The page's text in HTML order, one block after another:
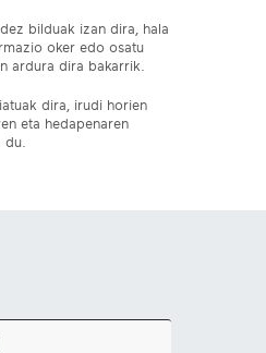
bilduak izan dira, hala
oker edo osatu
ardura dira bakarrik.
dira, irudi horien
eta hedapenaren
du.